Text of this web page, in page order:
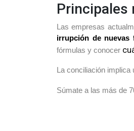
Principales
Las empresas
irrupción de nuevas
fórmulas y conocer
La conciliación implica
Súmate a las más de